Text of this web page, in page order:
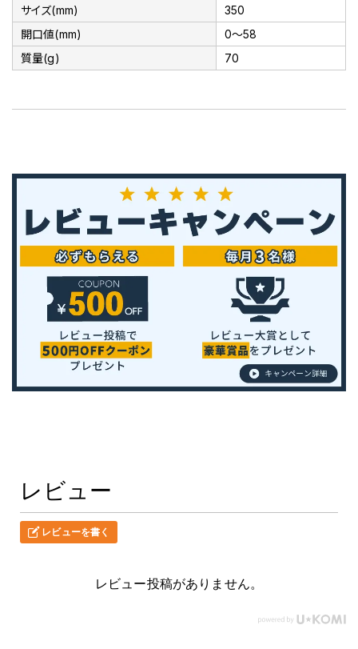
サイズ(mm)
350
開口値(mm)
0～58
質量(g)
70
レビュー
レビューを書く
レビュー投稿がありません。